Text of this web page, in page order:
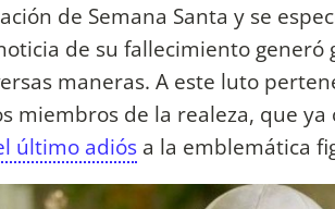
de Semana Santa y se
de su fallecimiento
maneras. A este luto
miembros de la realeza, que
último adiós a la emblemática